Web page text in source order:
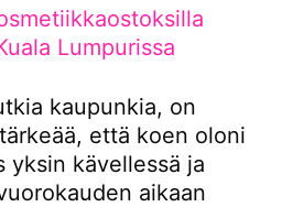
Lumpurissa
kaupunkia, on
että koen oloni
yksin kävellessä ja
aikaan